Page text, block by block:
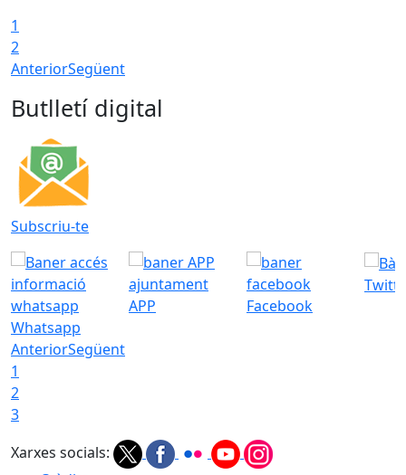
1
2
AnteriorSegüent
Butlletí digital
Subscriu-te
Whatsapp
APP Facebook
AnteriorSegüent
1
2
3
Xarxes socials: